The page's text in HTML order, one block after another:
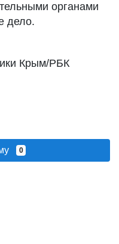
органами
дело.
Крым/РБК
0